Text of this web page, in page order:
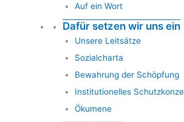
Auf ein Wort
Dafür setzen wir uns ein
Unsere Leitsätze
Sozialcharta
Bewahrung der Schöpfung
Institutionelles
Ökumene